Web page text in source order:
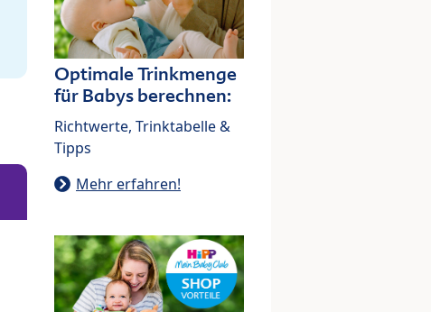
Optimale Trinkmenge
für Babys berechnen:
Richtwerte, Trinktabelle &
Tipps
Mehr erfahren!